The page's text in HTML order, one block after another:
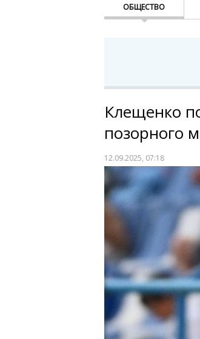
ОБЩЕСТВО
Клещенко
позорного
12.09.2025, 07:18